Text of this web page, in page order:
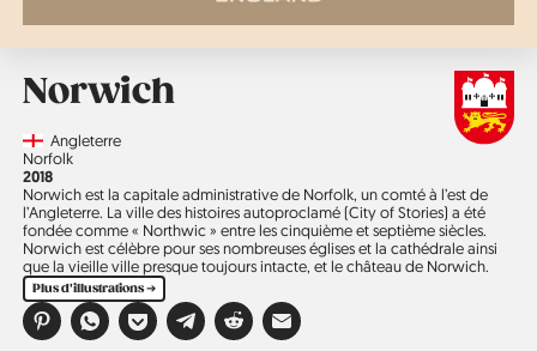
Norwich
CountryAngleterre
Région
Norfolk
Année
2018
Norwich est la capitale administrative de Norfolk, un comté à l’est de
l’Angleterre. La ville des histoires autoproclamé (City of Stories) a été
fondée comme « Northwic » entre les cinquième et septième siècles.
Norwich est célèbre pour ses nombreuses églises et la cathédrale ainsi
que la vieille ville presque toujours intacte, et le château de Norwich.
Plus d'illustrations ➔